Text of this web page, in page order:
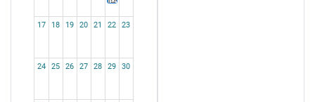
17 18 19 20 21 22 23
24 25 26 27 28 29 30